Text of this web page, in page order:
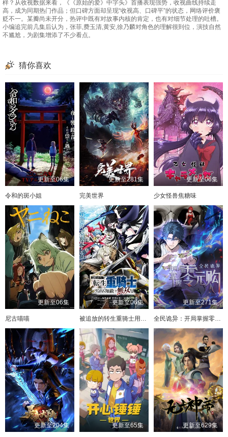
样？从收视数据来看，《《原始的爱》中字头》首播表现强势，收视曲线持续走
高，成为同期热门作品；但口碑方面却呈现“收视高、口碑平”的状态，网络评价褒
贬不一。某瓣尚未开分，热评中既有对故事内核的肯定，也有对细节处理的吐槽。
小编追完前几集后认为，张菲,费玉清,黄安,徐乃麟对角色的理解很到位，演技自然
不尴尬，为剧集增添了不少看点。
猜你喜欢
更新至06集
令和的斑小姐
更新至281集
完美世界
更新至06集
少女怪兽焦糖味
更新至06集
尼古喵喵
更新至06集
被追放的转生重骑士用游戏知识开无双
更新至271集
全民诡异：开局掌握零元购·动态漫画
更新至204集 更新至65集 更新至629集